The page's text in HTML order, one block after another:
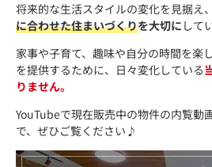
将来的な生活スタイルの変化を見据え
に合わせた住まいづくりを大切に して
家事や子育て、趣味や自分の時間を楽
を提供するために、日々変化している
りません。
YouTubeで現在販売中の物件の内覧動
で、ぜひご覧ください♪